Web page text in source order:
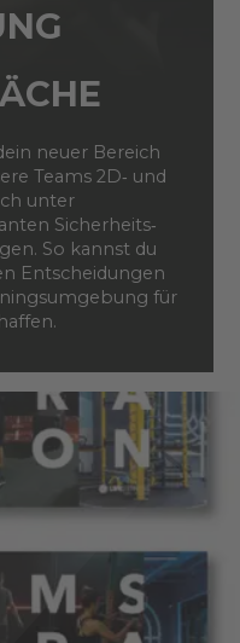
neuer Bereich
Teams 2D‑ und
unter
Sicherheits‑
So kannst du
Entscheidungen
für